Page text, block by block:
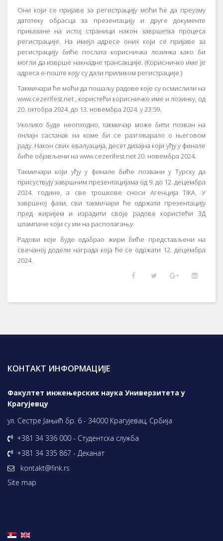
Они који се пријаве за регистрацију моћи ће да преузму
датотеку обрасца за презентацију и друге документе
приказане на истој страници након завршетка процеса
регистрације. На имејл адресе оних који се пријаве за
регистрацију биће послата корисничка лозинка како би
могли да изврше накнадне трансакције. (Корисничко име је
адреса е-поште коју су дали приликом регистрације.)
Такмичари ће моћи да пошаљу радове које су осмислили на
www.cezerifest.net , користећи корисничко име и лозинку, од
20. октобра 2024. до 13. новембра 2024. у 23:59.
Уколико буде неопходно, такмичар може бити позван на
онлајн састанак на коме би се разговарало о његовом
раду. Након свих евалуација, десет дизајна који уђу у финале
биће објављени на www.cezerifest.net 20. новембра 2024.
Такмичари који уђу у финале биће позвани у Турску да
присуствују завршним презентацијама од 9. до 12. децембра
2024. године, а све трошкове сноси Агенција TIKA. У
завршној фази, сви такмичари ће одржати презентацију
пред жиријем и израдити своје радове користећи 3Д
штампаче који су им на располагању.
Радови које буде одабрао жири биће представљени на
свечаној додели награда која ће се одржати 12. децембра
2024.
КОНТАКТ ИНФОРМАЦИЈЕ
Факултет инжењерских наука Универзитета у
Крагујевцу
ул. Сестре Јањић бр. 6 - 34000 Крагујевац, Србија
+381 34 336 000 - Студентска служба
+381 34 335 867 - Деканат
kontakt@fink.rs
Site map